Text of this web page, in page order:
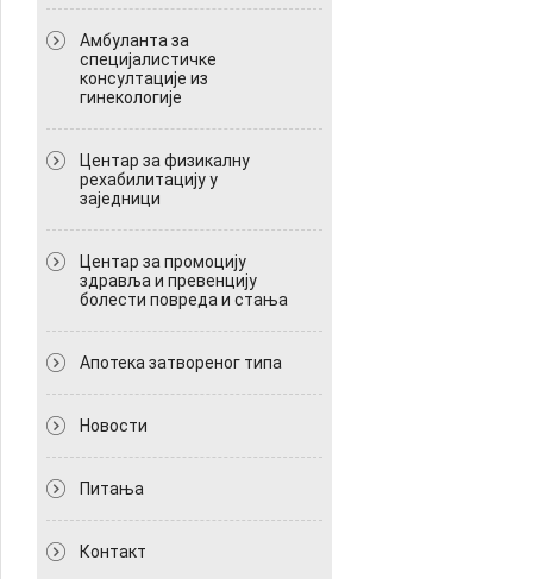
Амбуланта за
специјалистичке
консултације из
гинекологије
Центар за физикалну
рехабилитацију у
заједници
Центар за промоцију
здравља и превенцију
болести повреда и стања
Апотека затвореног типа
Новости
Питања
Контакт